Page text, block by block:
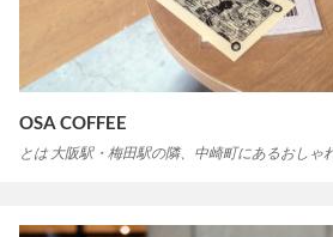
OSA COFFEE
とは 大阪駅・梅田駅の隣、中崎町にあるおしゃ